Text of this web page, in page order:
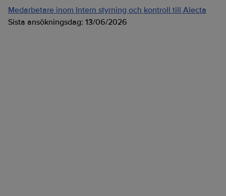
Medarbetare inom Intern styrning och kontroll till Alecta
Sista ansökningsdag: 13/06/2026